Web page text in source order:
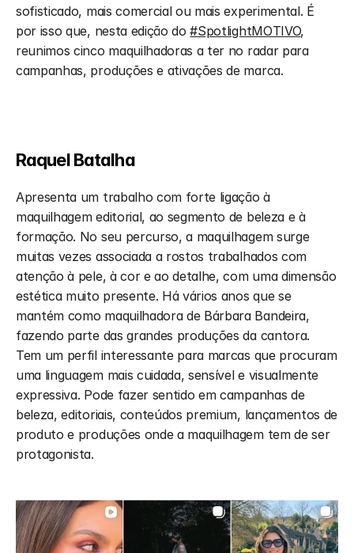
sofisticado, mais comercial ou mais experimental. É
por isso que, nesta edição do #SpotlightMOTIVO,
reunimos cinco maquilhadoras a ter no radar para
campanhas, produções e ativações de marca.
Raquel Batalha
Apresenta um trabalho com forte ligação à
maquilhagem editorial, ao segmento de beleza e à
formação. No seu percurso, a maquilhagem surge
muitas vezes associada a rostos trabalhados com
atenção à pele, à cor e ao detalhe, com uma dimensão
estética muito presente. Há vários anos que se
mantém como maquilhadora de Bárbara Bandeira,
fazendo parte das grandes produções da cantora.
Tem um perfil interessante para marcas que procuram
uma linguagem mais cuidada, sensível e visualmente
expressiva. Pode fazer sentido em campanhas de
beleza, editoriais, conteúdos premium, lançamentos de
produto e produções onde a maquilhagem tem de ser
protagonista.